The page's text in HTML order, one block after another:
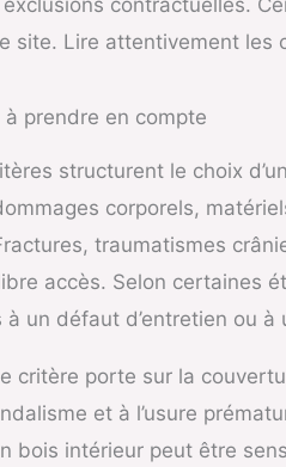
site. Lire attentivement les
prendre en compte
structurent le choix
corporels,
traumatismes
accès. Selon certaines
à un défaut d’entretien ou
critère porte sur la
et à l’usure
bois intérieur peut être